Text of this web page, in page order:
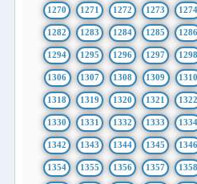
1270 1271 1272 1273 1274
1282 1283 1284 1285 1286
1294 1295 1296 1297 1298
1306 1307 1308 1309
1318 1319 1320 1321 1322
1330 1331 1332 1333 1334
1342 1343 1344 1345 1346
1354 1355 1356 1357 1358